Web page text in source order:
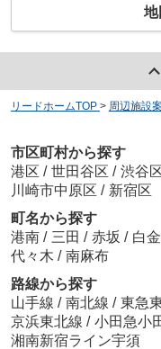
地
リードホームTOP > 周辺施設
市区町村から探す
港区 / 世田谷区 / 渋谷
川崎市中原区 / 新宿区
町名から探す
港南 / 三田 / 赤坂 / 白金
代々木 / 南麻布
路線から探す
山手線 / 南北線 / 東急
京浜東北線 / 小田急小
湘南新宿ライン宇須